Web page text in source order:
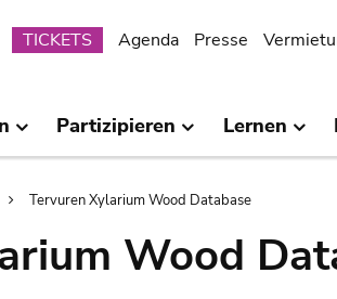
Submenu
TICKETS Agenda Presse
Partizipieren Lernen
Tervuren Xylarium Wood Database
Wood